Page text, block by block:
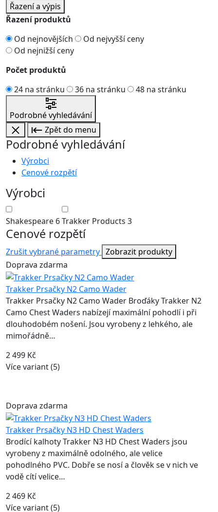
Řazení a výpis
Řazení produktů
Od nejnovějších
Od nejvyšší ceny
Od nejnižší ceny
Počet produktů
24 na stránku
36 na stránku 48 na stránku
Podrobné vyhledávání
Zpět do menu
Podrobné vyhledávání
Výrobci
Cenové rozpětí
Výrobci
Shakespeare 6Trakker Products 3
Cenové rozpětí
Zrušit vybrané parametry Zobrazit produkty
Doprava zdarma
Trakker Prsačky N2 Camo Wader
Trakker Prsačky N2 Camo Wader Broďáky Trakker N2
Camo Chest Waders nabízejí maximální pohodlí i při
dlouhodobém nošení. Jsou vyrobeny z lehkého, ale
mimořádně…
2 499 Kč
Více variant (5)
Doprava zdarma
Trakker Prsačky N3 HD Chest Waders
Brodící kalhoty Trakker N3 HD Chest Waders jsou
vyrobeny z maximálně odolného, ale velice
pohodlného PVC. Dobře se nosí a člověk se v nich ve
vodě cítí velice…
2 469 Kč
Více variant (5)